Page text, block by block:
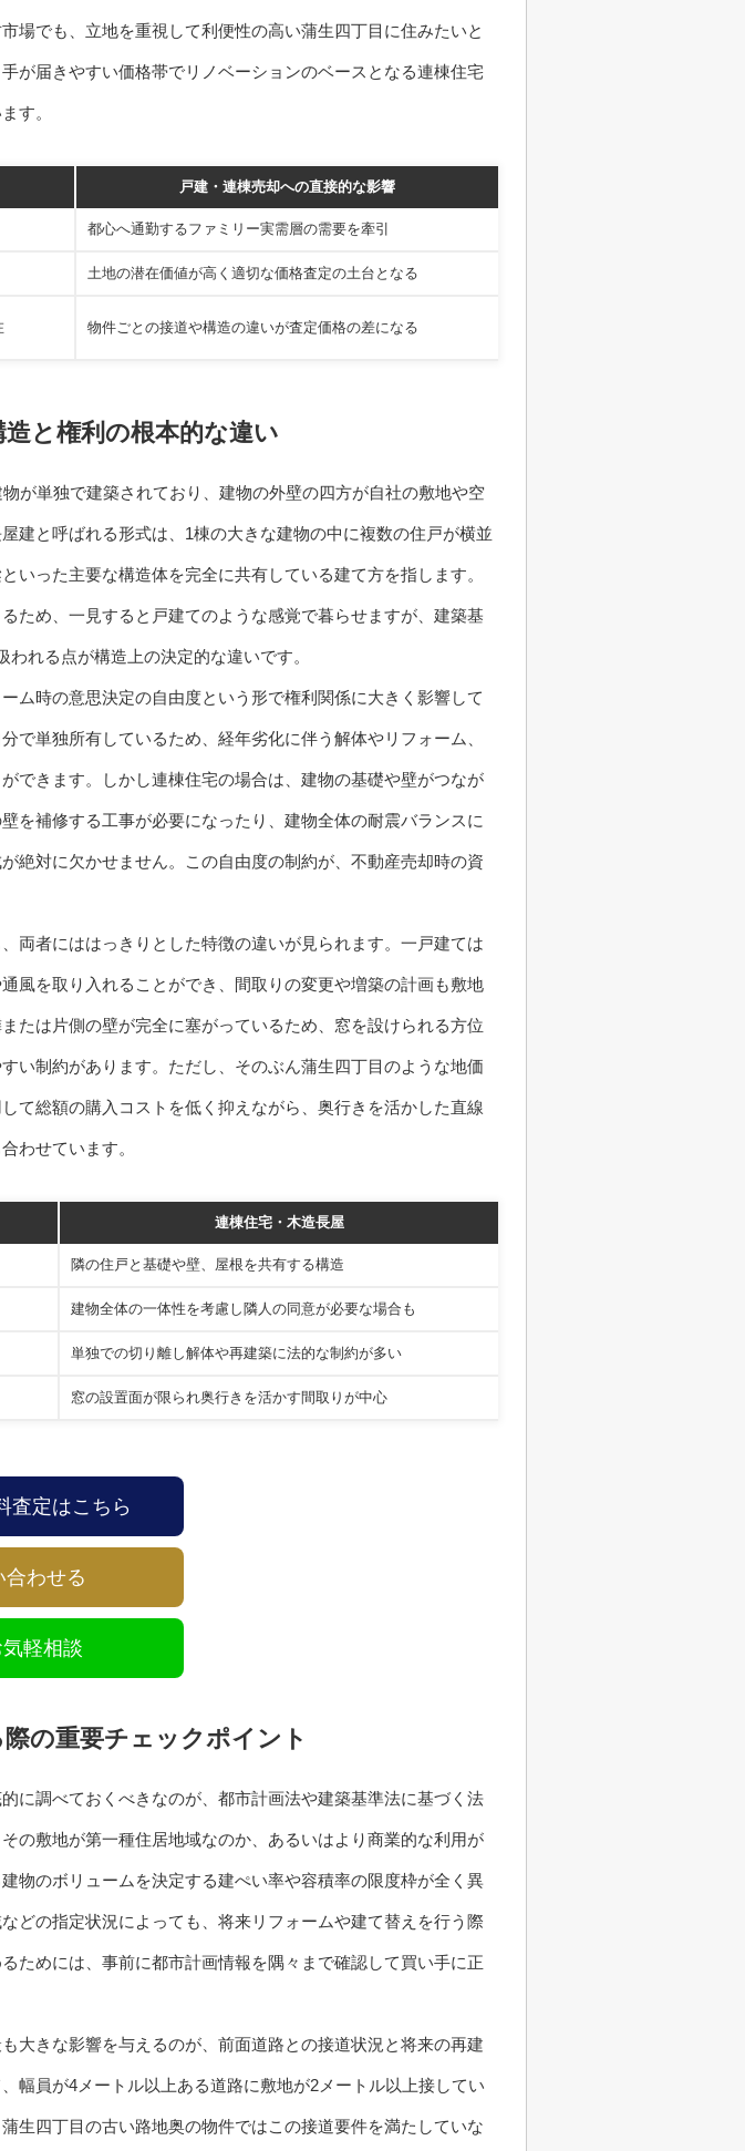
場でも、立地を重視して利便性の高い蒲生四丁目に住みたいと
が届きやすい価格帯でリノベーションのベースとなる連棟住宅
す。
戸建・連棟売却への直接的な影響
都心へ通勤するファミリー実需層の需要を牽引
土地の潜在価値が高く適切な価格査定の土台となる
物件ごとの接道や構造の違いが査定価格の差になる
と権利の根本的な違い
が単独で建築されており、建物の外壁の四方が自社の敷地や空
建と呼ばれる形式は、1棟の大きな建物の中に複数の住戸が横並
った主要な構造体を完全に共有している建て方を指します。
ため、一見すると戸建てのような感覚で暮らせますが、建築基
れる点が構造上の決定的な違いです。
ム時の意思決定の自由度という形で権利関係に大きく影響して
で単独所有しているため、経年劣化に伴う解体やリフォーム、
できます。しかし連棟住宅の場合は、建物の基礎や壁がつなが
を補修する工事が必要になったり、建物全体の耐震バランスに
絶対に欠かせません。この自由度の制約が、不動産売却時の資
両者にははっきりとした特徴の違いが見られます。一戸建ては
風を取り入れることができ、間取りの変更や増築の計画も敷地
たは片側の壁が完全に塞がっているため、窓を設けられる方位
い制約があります。ただし、そのぶん蒲生四丁目のような地価
て総額の購入コストを低く抑えながら、奥行きを活かした直線
わせています。
連棟住宅・木造長屋
隣の住戸と基礎や壁、屋根を共有する構造
建物全体の一体性を考慮し隣人の同意が必要な場合も
単独での切り離し解体や再建築に法的な制約が多い
窓の設置面が限られ奥行きを活かす間取りが中心
査定はこちら
合わせる
軽相談
の重要チェックポイント
に調べておくべきなのが、都市計画法や建築基準法に基づく法
の敷地が第一種住居地域なのか、あるいはより商業的な利用が
物のボリュームを決定する建ぺい率や容積率の限度枠が全く異
どの指定状況によっても、将来リフォームや建て替えを行う際
ためには、事前に都市計画情報を隅々まで確認して買い手に正
大きな影響を与えるのが、前面道路との接道状況と将来の再建
幅員が4メートル以上ある道路に敷地が2メートル以上接してい
生四丁目の古い路地奥の物件ではこの接道要件を満たしていな